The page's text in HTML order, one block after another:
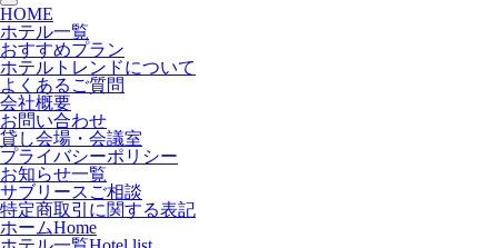
toggle navigation
HOME
ホテル一覧
おすすめプラン
ホテルトレンドについて
よくあるご質問
会社概要
お問い合わせ
貸し会場・会議室
プライバシーポリシー
お知らせ一覧
サブリースご相談
特定商取引に関する表記
ホームHome